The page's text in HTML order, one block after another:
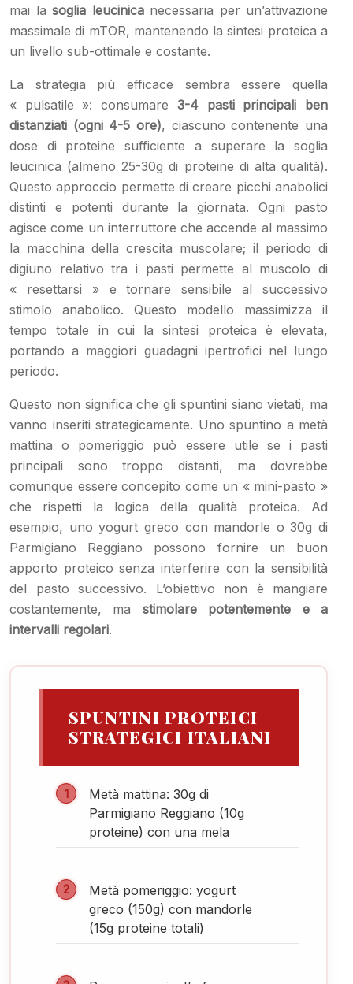
mai la soglia leucinicanecessaria per un’attivazione
massimale di mTOR, mantenendo la sintesi proteica a
un livello sub-ottimale e costante.
La strategia più efficace sembra essere quella
« pulsatile »: consumare 3-4 pasti principali ben
distanziati (ogni 4-5 ore), ciascuno contenente una
dose di proteine sufficiente a superare la soglia
leucinica (almeno 25-30g di proteine di alta qualità).
Questo approccio permette di creare picchi anabolici
distinti e potenti durante la giornata. Ogni pasto
agisce come un interruttore che accende al massimo
la macchina della crescita muscolare; il periodo di
digiuno relativo tra i pasti permette al muscolo di
« resettarsi » e tornare sensibile al successivo
stimolo anabolico. Questo modello massimizza il
tempo totale in cui la sintesi proteica è elevata,
portando a maggiori guadagni ipertrofici nel lungo
periodo.
Questo non significa che gli spuntini siano vietati, ma
vanno inseriti strategicamente. Uno spuntino a metà
mattina o pomeriggio può essere utile se i pasti
principali sono troppo distanti, ma dovrebbe
comunque essere concepito come un « mini-pasto »
che rispetti la logica della qualità proteica. Ad
esempio, uno yogurt greco con mandorle o 30g di
Parmigiano Reggiano possono fornire un buon
apporto proteico senza interferire con la sensibilità
del pasto successivo. L’obiettivo non è mangiare
costantemente, ma stimolare potentemente e a
intervalli regolari.
SPUNTINI PROTEICI
STRATEGICI ITALIANI
Metà mattina: 30g di
Parmigiano Reggiano (10g
proteine) con una mela
Metà pomeriggio: yogurt
greco (150g) con mandorle
(15g proteine totali)